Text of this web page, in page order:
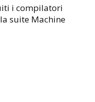
i compilatori
la suite Machine